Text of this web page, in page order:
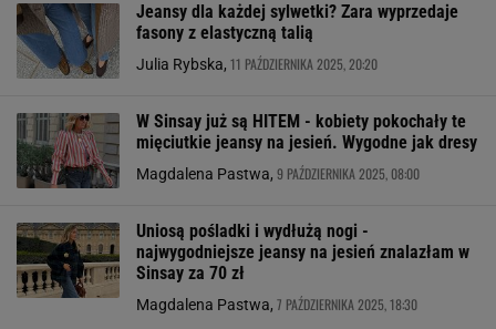
Jeansy dla każdej sylwetki? Zara wyprzedaje
fasony z elastyczną talią
Julia Rybska, 11 PAŹDZIERNIKA 2025, 20:20
W Sinsay już są HITEM - kobiety pokochały te
mięciutkie jeansy na jesień. Wygodne jak dresy
Magdalena Pastwa, 9 PAŹDZIERNIKA 2025, 08:00
Uniosą pośladki i wydłużą nogi -
najwygodniejsze jeansy na jesień znalazłam w
Sinsay za 70 zł
Magdalena Pastwa, 7 PAŹDZIERNIKA 2025, 18:30